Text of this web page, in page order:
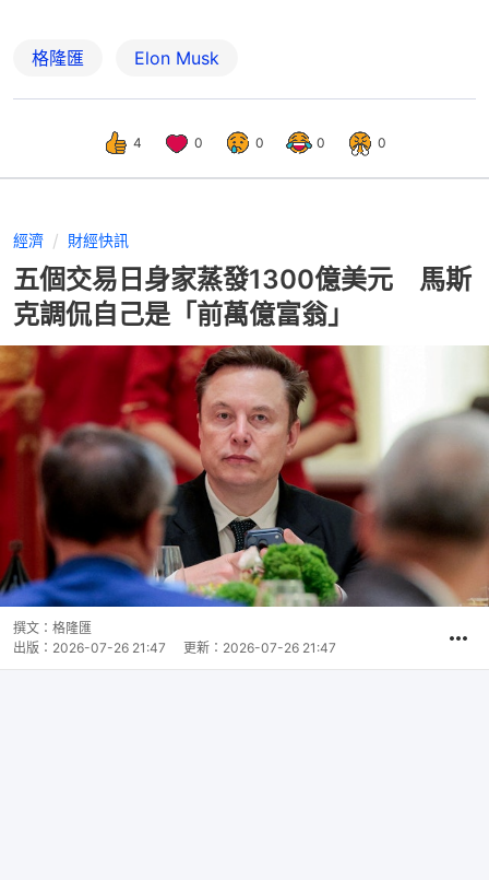
格隆匯 Elon Musk
4 0 0 0 0
經濟 財經快訊
五個交易日身家蒸發1300億美元 馬斯
克調侃自己是「前萬億富翁」
撰文： 格隆匯
出版： 2026-07-26 21:47 更新： 2026-07-26 21:47